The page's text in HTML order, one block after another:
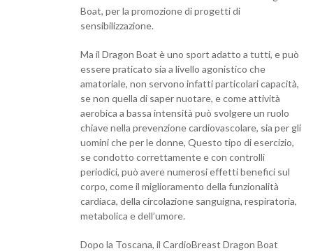
Boat, per la promozione di progetti di
sensibilizzazione.
Ma il Dragon Boat è uno sport adatto a tutti, e può
essere praticato sia a livello agonistico che
amatoriale, non servono infatti particolari capacità,
se non quella di saper nuotare, e come attività
aerobica a bassa intensità può svolgere un ruolo
chiave nella prevenzione cardiovascolare, sia per gli
uomini che per le donne, Questo tipo di esercizio,
se condotto correttamente e con controlli
periodici, può avere numerosi effetti benefici sul
corpo, come il miglioramento della funzionalità
cardiaca, della circolazione sanguigna, respiratoria,
metabolica e dell’umore.
Dopo la Toscana, il CardioBreast Dragon Boat